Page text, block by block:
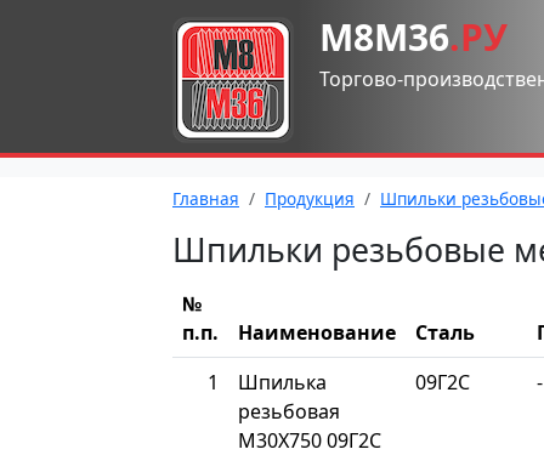
М8М36.РУ
Торгово-
Главная Продукция Шпильки
Шпильки резьбовые
№
п.п.
Наименование Сталь
1
Шпилька
резьбовая
М30Х750 09Г2С
09Г2С -